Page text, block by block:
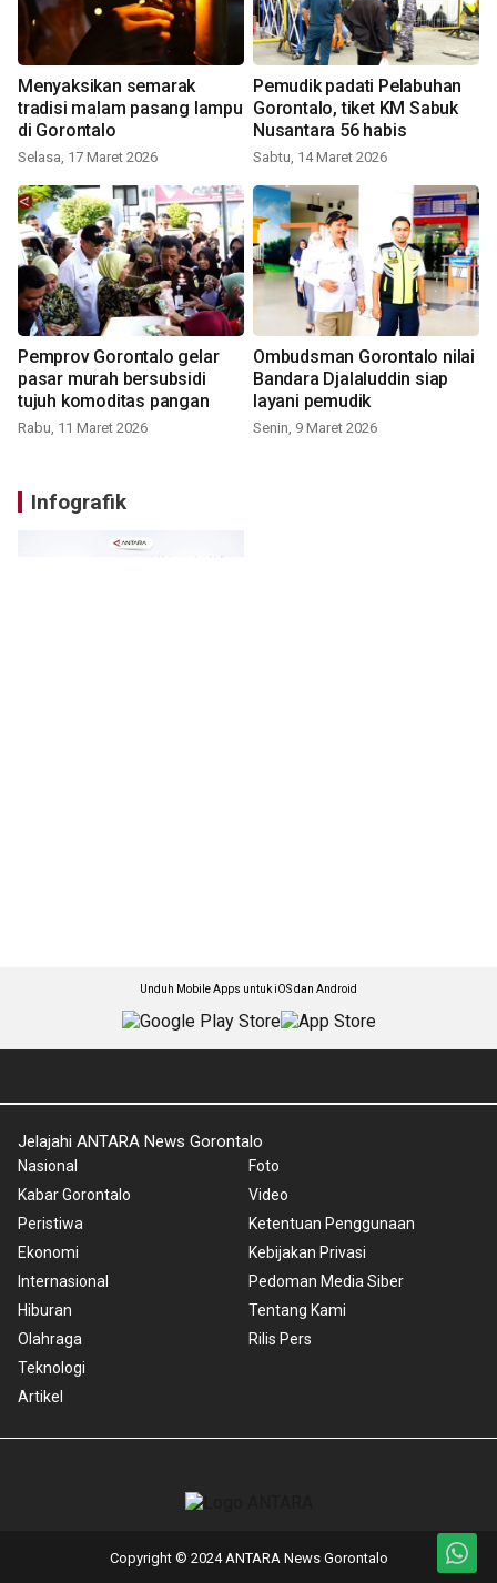
Menyaksikan semarak
tradisi malam pasang lampu
di Gorontalo
Selasa, 17 Maret 2026
Pemudik padati Pelabuhan
Gorontalo, tiket KM Sabuk
Nusantara 56 habis
Sabtu, 14 Maret 2026
Pemprov Gorontalo gelar
pasar murah bersubsidi
tujuh komoditas pangan
Rabu, 11 Maret 2026
Ombudsman Gorontalo nilai
Bandara Djalaluddin siap
layani pemudik
Senin, 9 Maret 2026
Infografik
Unduh Mobile Apps untuk iOS dan Android
Jelajahi ANTARA News Gorontalo
Nasional
Kabar Gorontalo
Peristiwa
Ekonomi
Internasional
Hiburan
Olahraga
Teknologi
Artikel
Foto
Video
Ketentuan Penggunaan
Kebijakan Privasi
Pedoman Media Siber
Tentang Kami
Rilis Pers
Copyright © 2024 ANTARA News Gorontalo